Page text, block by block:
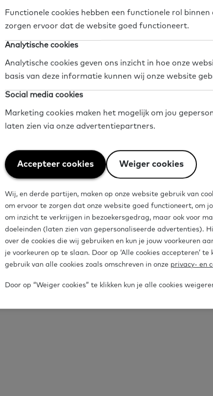
Heb je
duidelijk?
Vind het antwoord
Bekijk alle
Functionele cookies hebben een functionele rol binnen
zorgen ervoor dat de website goed functioneert.
Analytische cookies
Analytische cookies geven ons inzicht in hoe onze
basis van deze informatie kunnen wij onze website
Social media cookies
Marketing cookies maken het mogelijk om jou
laten zien via onze advertentiepartners.
Accepteer cookies Weiger cookies
Weiger
cookies
Wij, en derde partijen, maken op onze website gebruik van
om ervoor te zorgen dat onze website goed functioneert, om
om inzicht te verkrijgen in bezoekersgedrag, maar ook voor
doeleinden (laten zien van gepersonaliseerde advertenties).
over de cookies die wij gebruiken en kun je jouw voorkeuren
je voorkeuren op te slaan. Door op ‘Alle cookies accepteren’
gebruik van alle cookies zoals omschreven in onze privacy- en
Door op “Weiger cookies” te klikken kun je alle cookies